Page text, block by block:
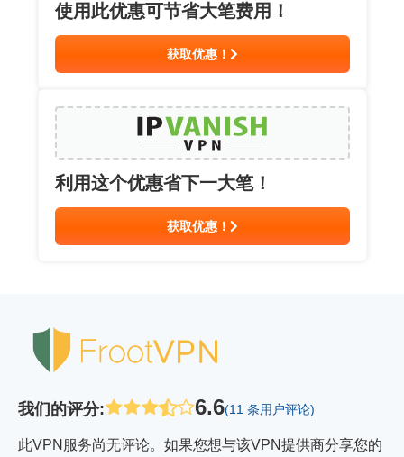
使用此优惠可节省大笔费用！
获取优惠！
利用这个优惠省下一大笔！
获取优惠！
我们的评分: 6.6(11 条用户评论)
此VPN服务尚无评论。如果您想与该VPN提供商分享您的